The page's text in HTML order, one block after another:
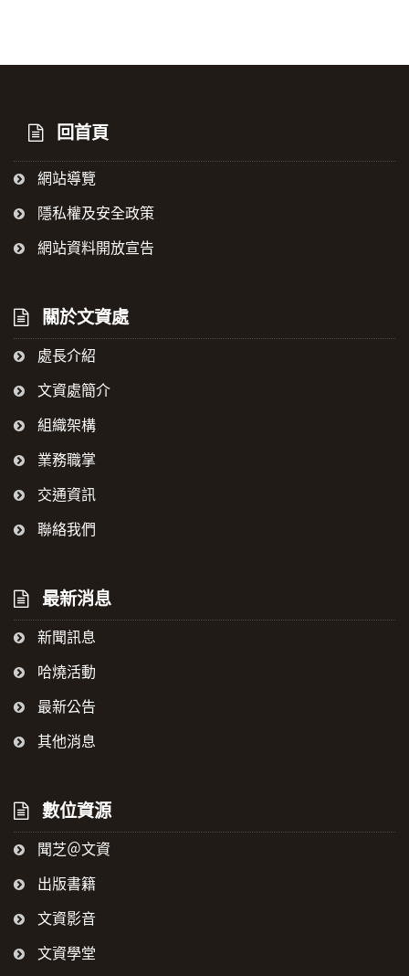
回首頁
網站導覽
隱私權及安全政策
網站資料開放宣告
關於文資處
處長介紹
文資處簡介
組織架構
業務職掌
交通資訊
聯絡我們
最新消息
新聞訊息
哈燒活動
最新公告
其他消息
數位資源
聞芝＠文資
出版書籍
文資影音
文資學堂